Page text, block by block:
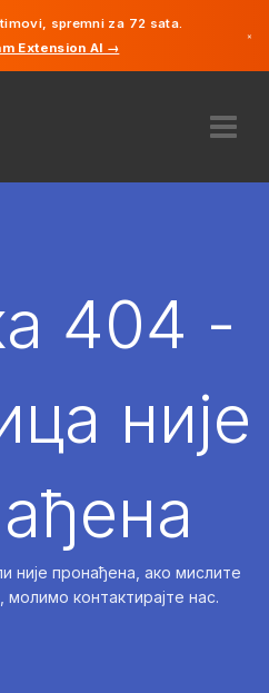
spremni za 72 sata.
Extension AI →
×
404 -
није
није пронађена, ако мислите
контактирајте нас.